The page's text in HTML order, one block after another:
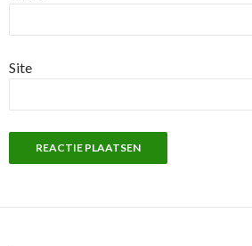
Site